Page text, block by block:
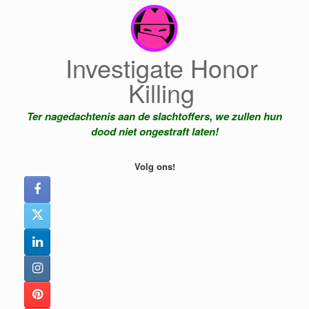
Investigate Honor
Killing
Ter nagedachtenis aan de slachtoffers, we zullen hun
dood niet ongestraft laten!
Volg ons!